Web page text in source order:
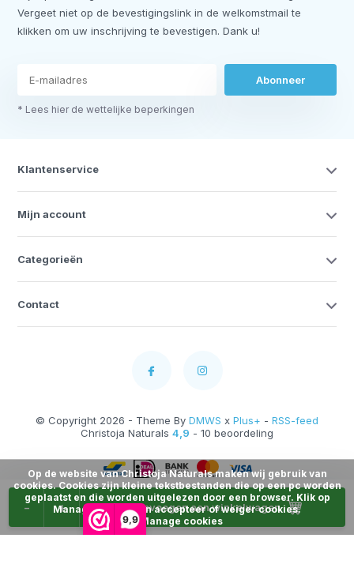
9,9
+
- Toevoegen aan winkelwagen
Vergeet niet op de bevestigingslink in de welkomstmail te
klikken om uw inschrijving te bevestigen. Dank u!
Abonneer
* Lees hier de wettelijke beperkingen
Klantenservice
Mijn account
Categorieën
Contact
© Copyright 2026 - Theme By DMWS x Plus+ - RSS-feed
Christoja Naturals 4,9 - 10 beoordeling
Op de website van Christoja Naturals maken wij gebruik van
cookies. Cookies zijn kleine tekstbestanden die op een pc worden
geplaatst en die worden uitgelezen door een browser. Klik op
Manage Cookies en accepteer of weiger cookies.
Manage cookies